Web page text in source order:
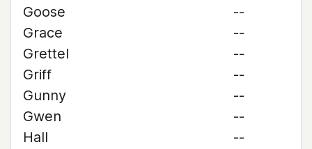
Goose
--
Grace
--
Grettel
--
Griff
--
Gunny
--
Gwen
--
Hall
--